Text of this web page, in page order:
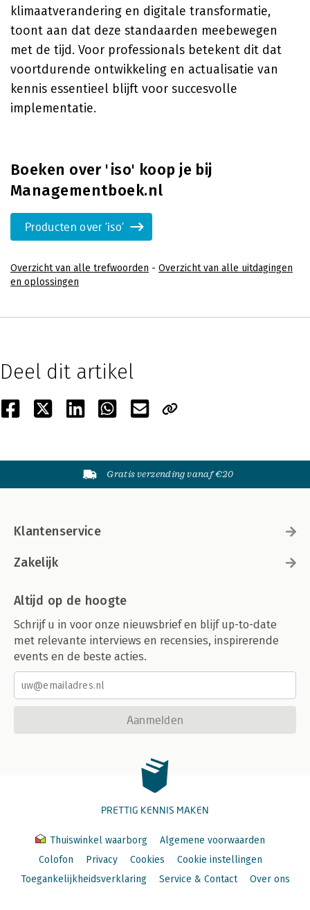
klimaatverandering en digitale transformatie,
toont aan dat deze standaarden meebewegen
met de tijd. Voor professionals betekent dit dat
voortdurende ontwikkeling en actualisatie van
kennis essentieel blijft voor succesvolle
implementatie.
Boeken over 'iso' koop je bij
Managementboek.nl
Producten over 'iso'
Overzicht van alle trefwoorden - Overzicht van alle uitdagingen
en oplossingen
Deel dit artikel
Gratis verzending vanaf €20
Klantenservice
Zakelijk
Altijd op de hoogte
Schrijf u in voor onze nieuwsbrief en blijf up-to-date
met relevante interviews en recensies, inspirerende
events en de beste acties.
Aanmelden
PRETTIG KENNIS MAKEN
Thuiswinkel waarborg
Algemene voorwaarden
Colofon
Privacy Cookies
Cookie instellingen
Toegankelijkheidsverklaring
Service & Contact Over ons